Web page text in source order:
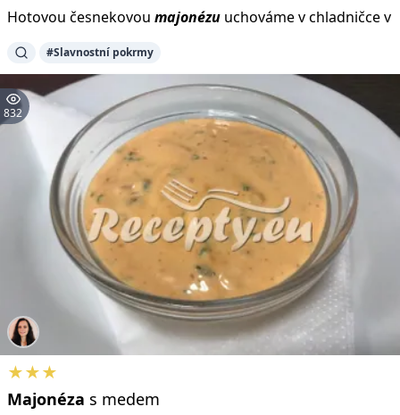
Hotovou česnekovou majonézu uchováme v chladničce v
#Slavnostní pokrmy
832
★★★
Majonéza s medem